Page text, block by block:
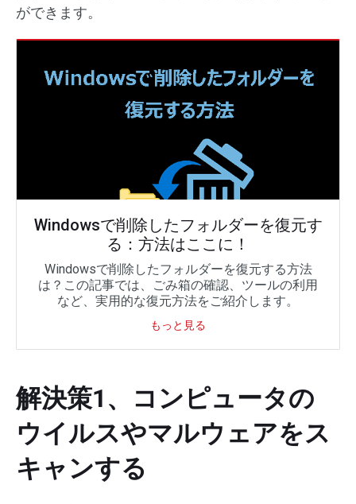
ができます。
Windowsで削除したフォルダーを復元す
る：方法はここに！
Windowsで削除したフォルダーを復元する方法
は？この記事では、ごみ箱の確認、ツールの利用
など、実用的な復元方法をご紹介します。
もっと見る
解決策1、コンピュータの
ウイルスやマルウェアをス
キャンする